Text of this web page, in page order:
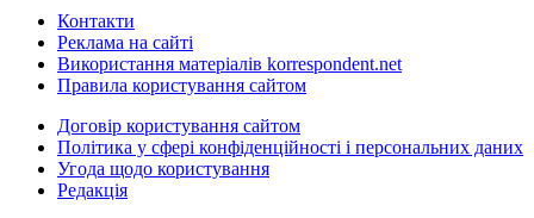
Контакти
Реклама на сайті
Використання матеріалів korrespondent.net
Правила користування сайтом
Договір користування сайтом
Політика у сфері конфіденційності і персональних даних
Угода щодо користування
Редакція